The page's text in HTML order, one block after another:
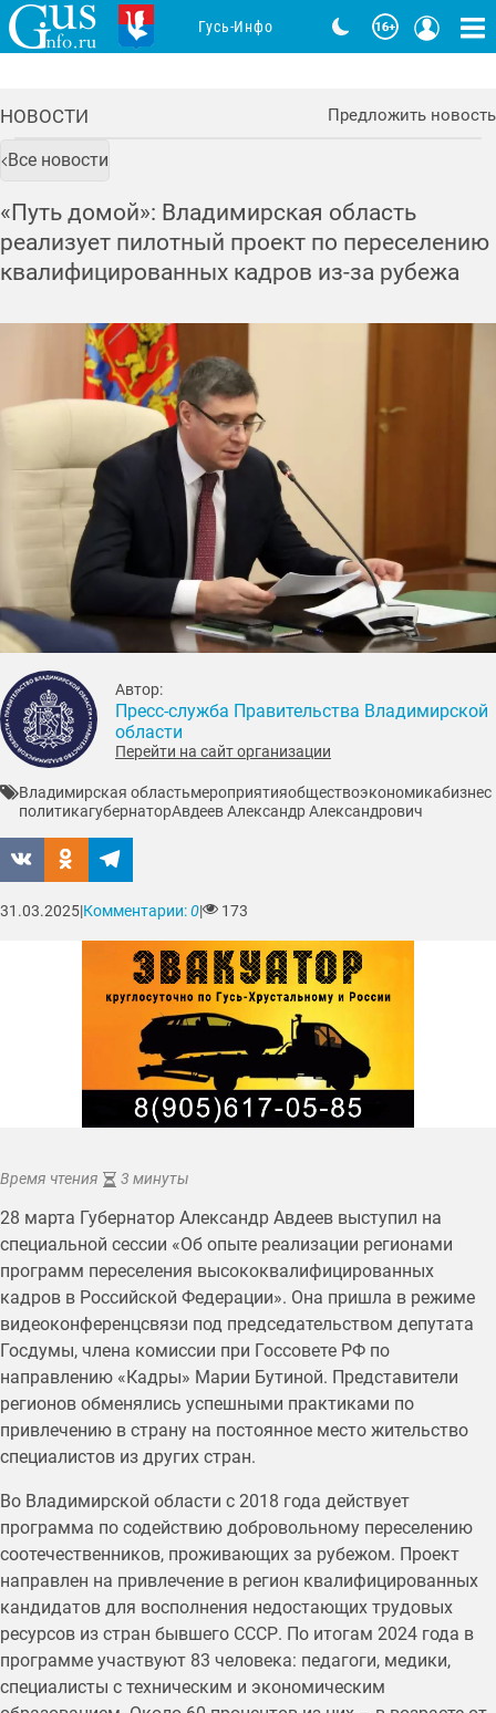
НОВОСТИ Предложить новость
Все новости
«Путь домой»: Владимирская область
реализует пилотный проект по переселению
квалифицированных кадров из-за рубежа
Время чтения 3 минуты
28 марта Губернатор Александр Авдеев выступил на
специальной сессии «Об опыте реализации регионами
программ переселения высококвалифицированных
кадров в Российской Федерации». Она пришла в режиме
видеоконференцсвязи под председательством депутата
Госдумы, члена комиссии при Госсовете РФ по
направлению «Кадры» Марии Бутиной. Представители
регионов обменялись успешными практиками по
привлечению в страну на постоянное место жительство
специалистов из других стран.
Во Владимирской области с 2018 года действует
программа по содействию добровольному переселению
соотечественников, проживающих за рубежом. Проект
направлен на привлечение в регион квалифицированных
кандидатов для восполнения недостающих трудовых
ресурсов из стран бывшего СССР. По итогам 2024 года в
программе участвуют 83 человека: педагоги, медики,
специалисты с техническим и экономическим
Автор:
Пресс-служба Правительства Владимирской
области
Перейти на сайт организации
Владимирская областьмероприятияобществоэкономикабизнес
политикагубернаторАвдеев Александр Александрович
31.03.2025|Комментарии:0| 173
Гусь-Инфо